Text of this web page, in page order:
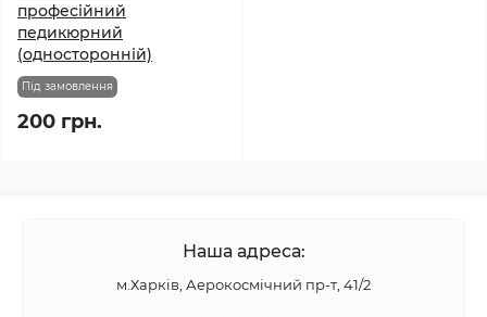
професійний
педикюрний
(односторонній)
Під замовлення
200 грн.
Наша адреса:
м.Харків, Аерокосмічний пр-т, 41/2